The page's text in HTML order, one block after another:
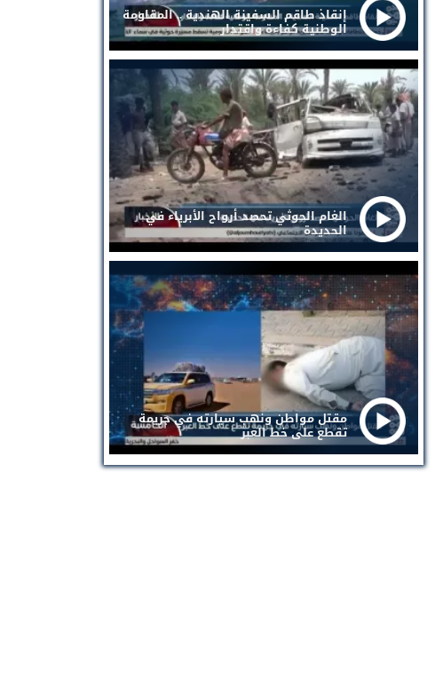
إنقاذ طاقم السفينة الهندية .. المقاومة
الوطنية كفاءة واقتدار
الغام الحوثي تحصد أرواح الأبرياء في
الحديدة
مقتل مواطن ونهب سيارته في جريمة
تقطع على خط العبر